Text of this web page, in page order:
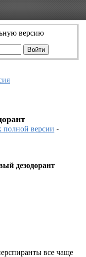
версию
полной версии -
дезодорант
все чаще